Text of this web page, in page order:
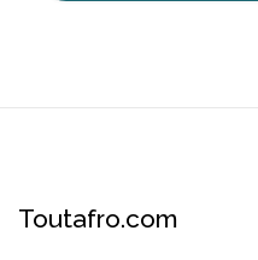
Toutafro.com